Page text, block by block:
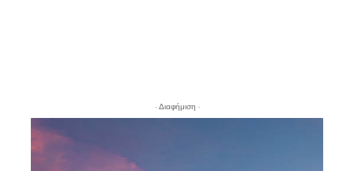
- Διαφήμιση -